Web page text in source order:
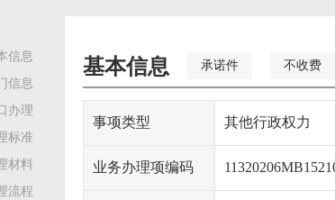
信息
信息
办理
标准
材料
流程
基本信息 承诺件 不收费
事项类型 其他行政权力
业务办理项编码